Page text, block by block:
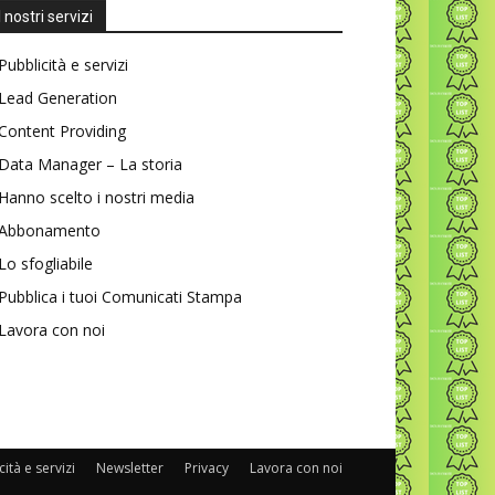
I nostri servizi
Pubblicità e servizi
Lead Generation
Providing
Data Manager – La storia
Hanno scelto i nostri media
Lo sfogliabile
Pubblica i tuoi Comunicati Stampa
Lavora con noi
e servizi Newsletter Privacy Lavora con noi